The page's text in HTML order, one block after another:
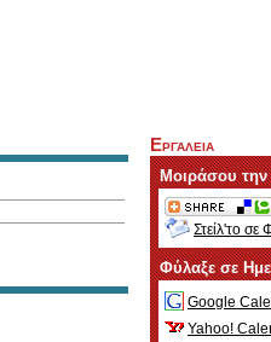
Εργαλεια
Μοιράσου
Στείλ'το σε
Φύλαξε σε
Google
Yahoo!